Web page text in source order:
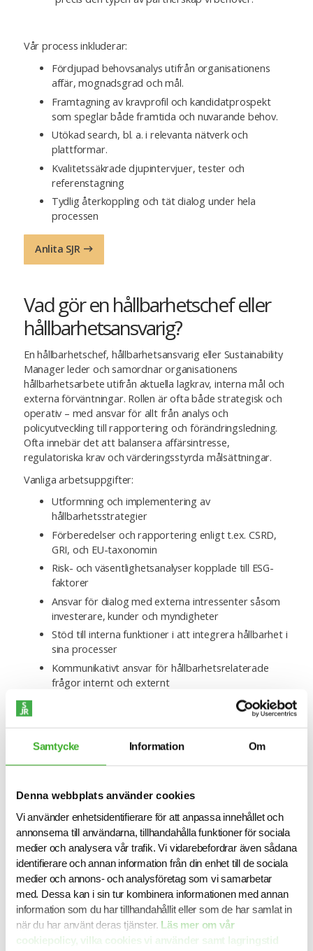
Samtycke Information Om
Denna webbplats använder cookies
Vi använder enhetsidentifierare för att anpassa innehållet och
annonserna till användarna, tillhandahålla funktioner för sociala
medier och analysera vår trafik. Vi vidarebefordrar även sådana
identifierare och annan information från din enhet till de sociala
medier och annons- och analysföretag som vi samarbetar
med. Dessa kan i sin tur kombinera informationen med annan
information som du har tillhandahållit eller som de har samlat in
när du har använt deras tjänster. Läs mer om vår
cookiepolicy, vilka cookies vi använder samt lagringstid
Vår process inkluderar:
Fördjupad behovsanalys utifrån organisationens
affär, mognadsgrad och mål.
Framtagning av kravprofil och kandidatprospekt
som speglar både framtida och nuvarande behov.
Utökad search, bl. a. i relevanta nätverk och
plattformar.
Kvalitetssäkrade djupintervjuer, tester och
referenstagning
Tydlig återkoppling och tät dialog under hela
processen
Anlita SJR
Vad gör en hållbarhetschef eller
hållbarhetsansvarig?
En hållbarhetschef, hållbarhetsansvarig eller Sustainability
Manager leder och samordnar organisationens
hållbarhetsarbete utifrån aktuella lagkrav, interna mål och
externa förväntningar. Rollen är ofta både strategisk och
operativ – med ansvar för allt från analys och
policyutveckling till rapportering och förändringsledning.
Ofta innebär det att balansera affärsintresse,
regulatoriska krav och värderingsstyrda målsättningar.
Vanliga arbetsuppgifter:
Utformning och implementering av
hållbarhetsstrategier
Förberedelser och rapportering enligt t.ex. CSRD,
GRI, och EU-taxonomin
Risk- och väsentlighetsanalyser kopplade till ESG-
faktorer
Ansvar för dialog med externa intressenter såsom
investerare, kunder och myndigheter
Stöd till interna funktioner i att integrera hållbarhet i
sina processer
Kommunikativt ansvar för hållbarhetsrelaterade
frågor internt och externt
I vissa organisationer har hållbarhetschefen ett eget team,
sektor, samt i bolag av varierande storlek – från
tillväxtbolag till stora koncerner.
Vilka branscher rekryterar till
dessa roller?
Efterfrågan på hållbarhetskompetens ökar brett – både
bland börsbolag, offentliga aktörer och tillväxtbolag.
Branscher med särskilt starkt fokus på hållbarhet
inkluderar:
Inom bank, finans- och försäkringssektorn är alla tre